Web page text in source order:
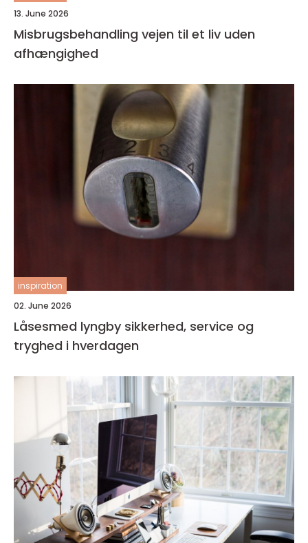
13. June 2026
Misbrugsbehandling vejen til et liv uden
afhængighed
inspiration
02. June 2026
Låsesmed lyngby sikkerhed, service og
tryghed i hverdagen